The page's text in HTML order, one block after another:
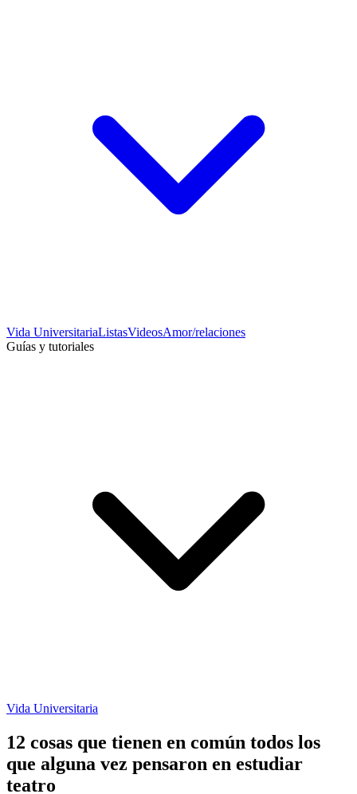
Vida UniversitariaListasVideosAmor/relaciones
Guías y tutoriales
Vida Universitaria
12 cosas que tienen en común todos los
que alguna vez pensaron en estudiar
teatro